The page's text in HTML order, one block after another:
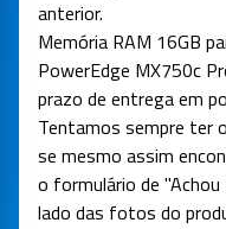
anterior.
Memória RAM 16GB
PowerEdge MX750c
prazo de entrega em
Tentamos sempre ter
se mesmo assim
o formulário de "Achou
lado das fotos do